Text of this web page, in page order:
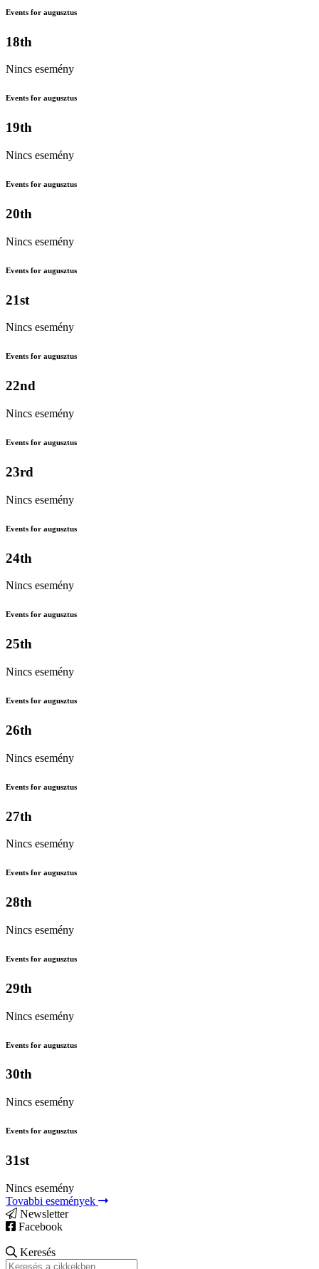
Events for augusztus
18th
Nincs esemény
Events for augusztus
19th
Nincs esemény
Events for augusztus
20th
Nincs esemény
Events for augusztus
21st
Nincs esemény
Events for augusztus
22nd
Nincs esemény
Events for augusztus
23rd
Nincs esemény
Events for augusztus
24th
Nincs esemény
Events for augusztus
25th
Nincs esemény
Events for augusztus
26th
Nincs esemény
Events for augusztus
27th
Nincs esemény
Events for augusztus
28th
Nincs esemény
Events for augusztus
29th
Nincs esemény
Events for augusztus
30th
Nincs esemény
Events for augusztus
31st
Nincs esemény
Tovabbi események
Newsletter
Facebook
Keresés